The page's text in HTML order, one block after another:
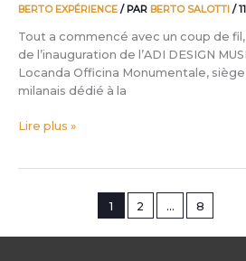
BERTO EXPÉRIENCE / PAR BERTO SALOTTI /
Tout a commencé avec un coup de
de l’inauguration de l’ADI DESIGN
Locanda Officina Monumentale,
milanais dédié à la
Lire plus »
1 2 … 8